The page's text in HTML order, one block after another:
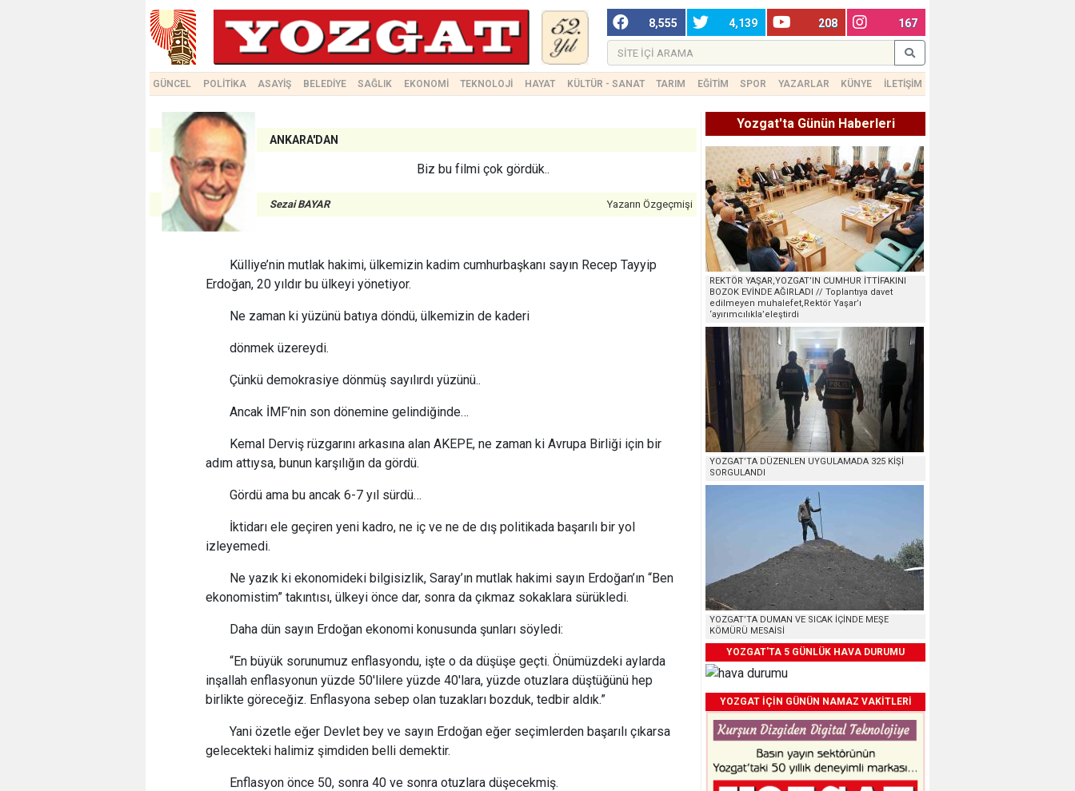
8,555 4,139 208 167
GÜNCEL POLİTİKA ASAYİŞ BELEDİYE SAĞLIK EKONOMİ TEKNOLOJİ HAYAT KÜLTÜR - SANAT TARIM EĞİTİM SPOR YAZARLAR KÜNYE İLETİŞİM
ANKARA'DAN
Biz bu filmi çok gördük..
Sezai BAYAR Yazarın Özgeçmişi
Külliye’nin mutlak hakimi, ülkemizin kadim cumhurbaşkanı sayın Recep Tayyip
Erdoğan, 20 yıldır bu ülkeyi yönetiyor.
Ne zaman ki yüzünü batıya döndü, ülkemizin de kaderi
dönmek üzereydi.
Çünkü demokrasiye dönmüş sayılırdı yüzünü..
Ancak İMF’nin son dönemine gelindiğinde…
Kemal Derviş rüzgarını arkasına alan AKEPE, ne zaman ki Avrupa Birliği için bir
adım attıysa, bunun karşılığın da gördü.
Gördü ama bu ancak 6-7 yıl sürdü…
İktidarı ele geçiren yeni kadro, ne iç ve ne de dış politikada başarılı bir yol
izleyemedi.
Ne yazık ki ekonomideki bilgisizlik, Saray’ın mutlak hakimi sayın Erdoğan’ın “Ben
ekonomistim” takıntısı, ülkeyi önce dar, sonra da çıkmaz sokaklara sürükledi.
Daha dün sayın Erdoğan ekonomi konusunda şunları söyledi:
“En büyük sorunumuz enflasyondu, işte o da düşüşe geçti. Önümüzdeki aylarda
inşallah enflasyonun yüzde 50'lilere yüzde 40'lara, yüzde otuzlara düştüğünü hep
birlikte göreceğiz. Enflasyona sebep olan tuzakları bozduk, tedbir aldık.”
Yani özetle eğer Devlet bey ve sayın Erdoğan eğer seçimlerden başarılı çıkarsa
gelecekteki halimiz şimdiden belli demektir.
Enflasyon önce 50, sonra 40 ve sonra otuzlara düşecekmiş.
Yozgat'ta Günün Haberleri
REKTÖR YAŞAR,YOZGAT’IN CUMHUR İTTİFAKINI
BOZOK EVİNDE AĞIRLADI // Toplantıya davet
edilmeyen muhalefet,Rektör Yaşar’ı
‘ayırımcılıkla’eleştirdi
YOZGAT’TA DÜZENLEN UYGULAMADA 325 KİŞİ
SORGULANDI
YOZGAT’TA DUMAN VE SICAK İÇİNDE MEŞE
KÖMÜRÜ MESAİSİ
YOZGAT'TA 5 GÜNLÜK HAVA DURUMU
YOZGAT İÇİN GÜNÜN NAMAZ VAKİTLERİ